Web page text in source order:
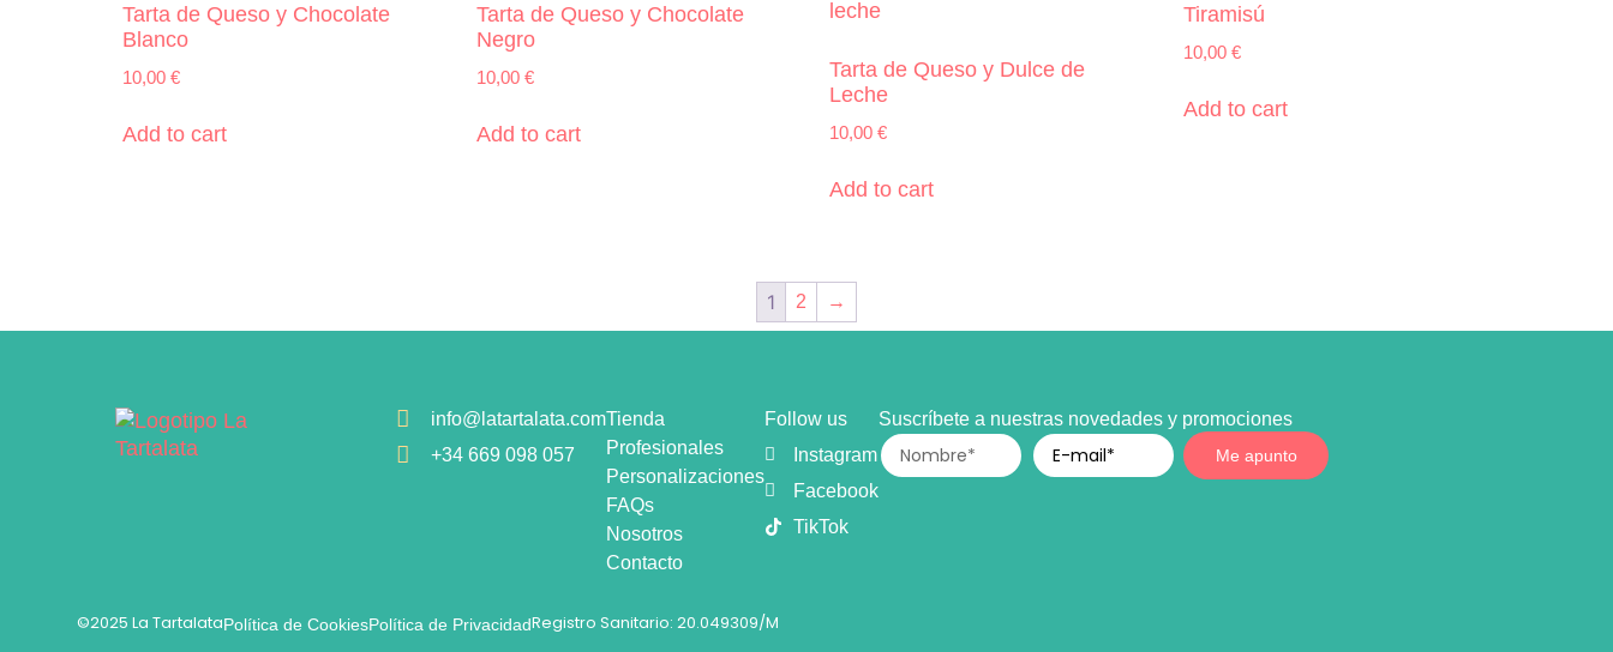
Tarta de Queso y Chocolate
Blanco
10,00 €
Add to cart
Tarta de Queso y Chocolate
Negro
10,00 €
Add to cart
Tarta de Queso y Dulce de
Leche
10,00€
Add to cart
Tiramisú
10,00€
Add to cart
1 2 →
info@latartalata.com
+34 669 098 057
Tienda
Profesionales
Personalizaciones
FAQs
Nosotros
Contacto
Follow us
Instagram
Facebook
TikTok
Suscríbete a nuestras novedades y promociones
Me apunto
©2025 La TartalataPolítica de CookiesPolítica de PrivacidadRegistro Sanitario: 20.049309/M